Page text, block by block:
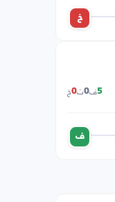
خ
5ف0ت0خ
ف